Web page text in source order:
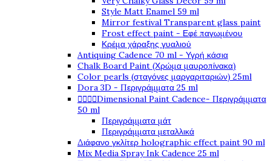
Style Matt Enamel 59 ml
Mirror festival Transparent glass paint
Frost effect paint - Εφέ παγωμένου
Κρέμα χάραξης γυαλιού
Antiquing Cadence 70 ml - Υγρή κάσια
Chalk Board Paint (Χρώμα μαυροπίνακα)
Color pearls (σταγόνες μαργαριταριών) 25ml
Dora 3D - Περιγράμματα 25 ml
Dimensional Paint Cadence- Περιγράμματα
50 ml
Περιγράμματα μάτ
Περιγράμματα μεταλλικά
Διάφανο γκλίτερ holographic effect paint 90 ml
Mix Media Spray Ink Cadence 25 ml